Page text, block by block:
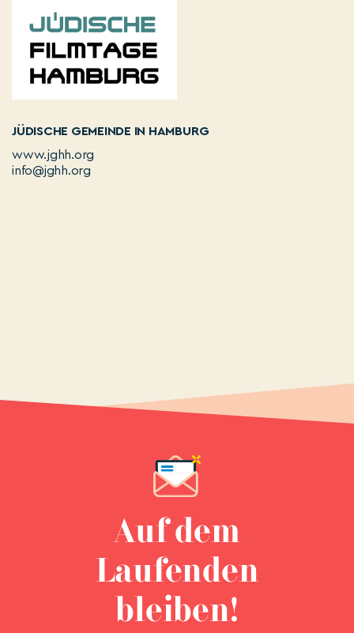
JÜDISCHE GEMEINDE IN HAMBURG
www.jghh.org
info@jghh.org
Auf dem
Laufenden
bleiben!